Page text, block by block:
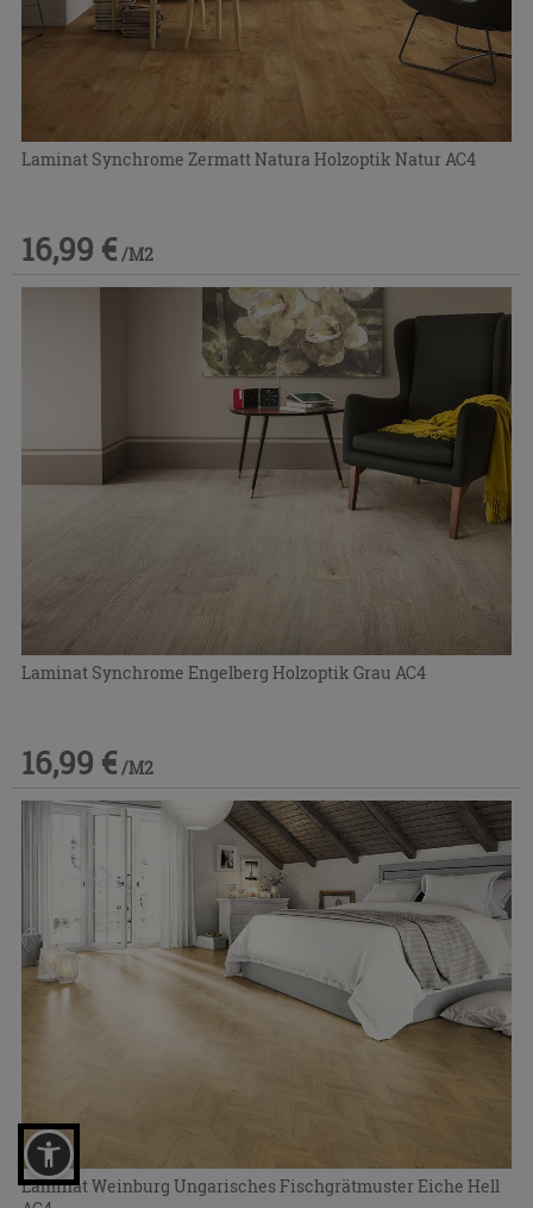
Laminat Synchrome Zermatt Natura Holzoptik Natur AC4
16,99 € /M2
Laminat Synchrome Engelberg Holzoptik Grau AC4
16,99 € /M2
Laminat Weinburg Ungarisches Fischgrätmuster Eiche Hell